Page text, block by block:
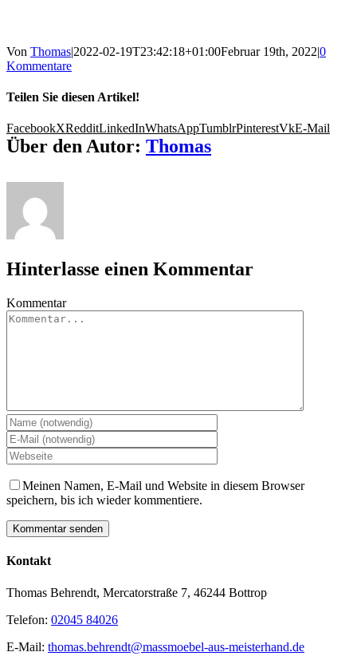
Von Thomas|2022-02-19T23:42:18+01:00Februar 19th, 2022|0
Kommentare
Teilen Sie diesen Artikel!
FacebookXRedditLinkedInWhatsAppTumblrPinterestVkE-Mail
Über den Autor: Thomas
Hinterlasse einen Kommentar
Kommentar
Meinen Namen, E-Mail und Website in diesem Browser
speichern, bis ich wieder kommentiere.
Kontakt
Thomas Behrendt, Mercatorstraße 7, 46244 Bottrop
Telefon: 02045 84026
E-Mail: thomas.behrendt@massmoebel-aus-meisterhand.de